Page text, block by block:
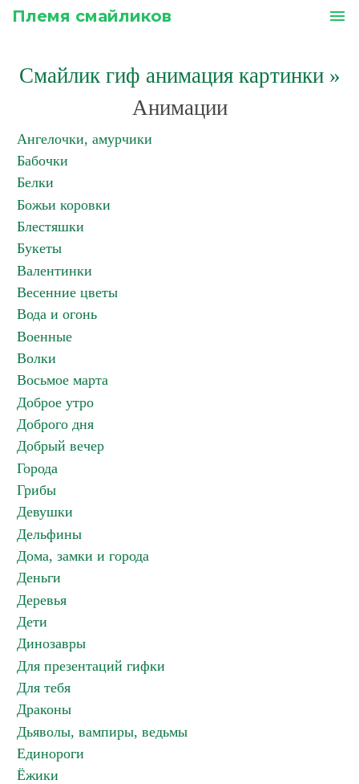
Племя смайликов menu
Смайлик гиф анимация картинки»
Анимации
Ангелочки, амурчики
Бабочки
Белки
Божьи коровки
Блестяшки
Букеты
Валентинки
Весенние цветы
Вода и огонь
Военные
Волки
Восьмое марта
Доброе утро
Доброго дня
Добрый вечер
Города
Грибы
Девушки
Дельфины
Дома, замки и города
Деньги
Деревья
Дети
Динозавры
Для презентаций гифки
Для тебя
Драконы
Дьяволы, вампиры, ведьмы
Единороги
Ёжики